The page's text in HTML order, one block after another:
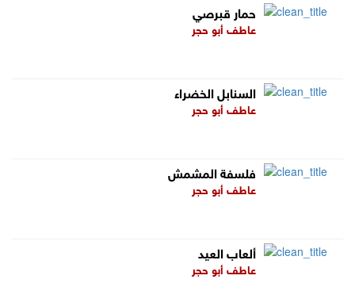
حمار قبرصي
عاطف أبو حجر
السنابل الخضراء
عاطف أبو حجر
فلسفة المشمش
عاطف أبو حجر
ألعاب العيد
عاطف أبو حجر